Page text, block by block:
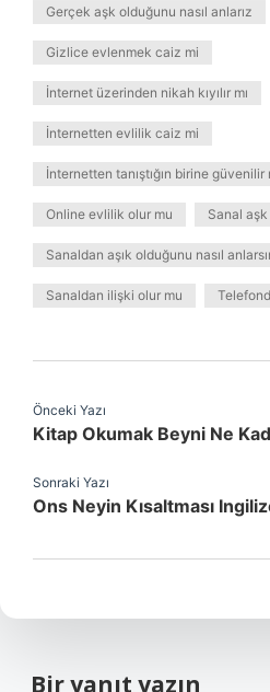
Gerçek aşk olduğunu nasıl anlarız
Gizlice evlenmek caiz mi
İnternet üzerinden nikah kıyılır mı
İnternetten evlilik caiz mi
İnternetten tanıştığın birine güvenilir
Online evlilik olur mu Sanal
Sanaldan aşık olduğunu nasıl
Sanaldan ilişki olur mu
Önceki Yazı
Kitap Okumak Beyni Ne
Sonraki Yazı
Ons Neyin Kısaltması
Bir yanıt yazın